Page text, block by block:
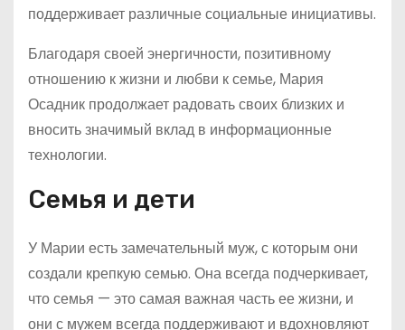
поддерживает различные социальные инициативы.
Благодаря своей энергичности, позитивному
отношению к жизни и любви к семье, Мария
Осадник продолжает радовать своих близких и
вносить значимый вклад в информационные
технологии.
Семья и дети
У Марии есть замечательный муж, с которым они
создали крепкую семью. Она всегда подчеркивает,
что семья — это самая важная часть ее жизни, и
они с мужем всегда поддерживают и вдохновляют